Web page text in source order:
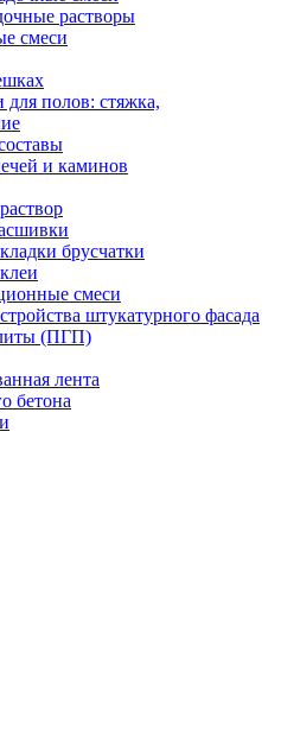
растворы
смеси
для полов: стяжка,
и каминов
брусчатки
смеси
штукатурного фасада
(ПГП)
лента
бетона